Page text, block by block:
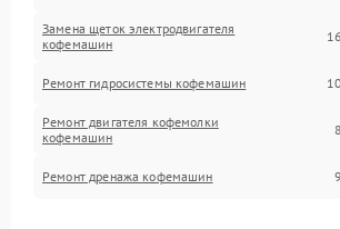
Замена щеток электродвигателя
кофемашин
Ремонт гидросистемы кофемашин
Ремонт двигателя кофемолки
кофемашин
Ремонт дренажа кофемашин